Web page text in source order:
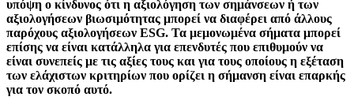
υπόψη ο κίνδυνος ότι η αξιολόγηση των σημάνσεων ή των
αξιολογήσεων βιωσιμότητας μπορεί να διαφέρει από άλλους
παρόχους αξιολογήσεων ESG. Τα μεμονωμένα σήματα μπορεί
επίσης να είναι κατάλληλα για επενδυτές που επιθυμούν να
είναι συνεπείς με τις αξίες τους και για τους οποίους η εξέταση
των ελάχιστων κριτηρίων που ορίζει η σήμανση είναι επαρκής
για τον σκοπό αυτό.